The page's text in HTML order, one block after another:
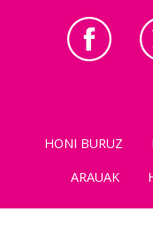
HONI BURUZ
ARAUAK